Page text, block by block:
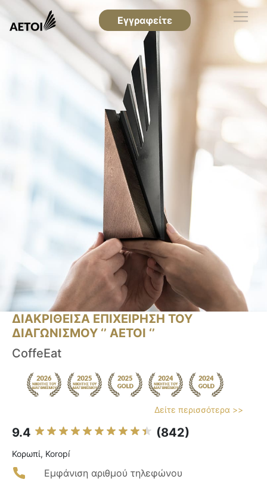
Εγγραφείτε
ΔΙΑΚΡΙΘΕΙΣΑ ΕΠΙΧΕΙΡΗΣΗ ΤΟΥ
ΔΙΑΓΩΝΙΣΜΟΥ ‘’ ΑΕΤΟΙ ‘’
CoffeEat
Δείτε περισσότερα >>
9.4 (842)
Κορωπί, Koropí
Εμφάνιση αριθμού τηλεφώνου